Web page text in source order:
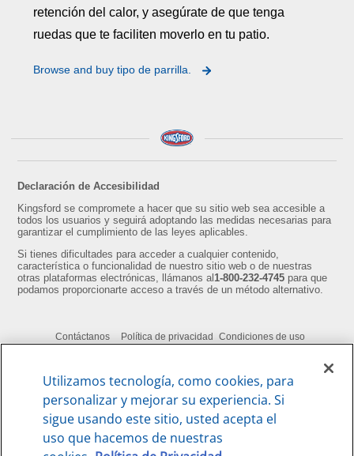
retención del calor, y asegúrate de que tenga
ruedas que te faciliten moverlo en tu patio.
Browse and buy tipo de parrilla.
Declaración de Accesibilidad
Kingsford se compromete a hacer que su sitio web sea accesible a
todos los usuarios y seguirá adoptando las medidas necesarias para
garantizar el cumplimiento de las leyes aplicables.
Si tienes dificultades para acceder a cualquier contenido,
característica o funcionalidad de nuestro sitio web o de nuestras
otras plataformas electrónicas, llámanos al 1-800-232-4745 para que
podamos proporcionarte acceso a través de un método alternativo.
Contáctanos Política de privacidad
Condiciones de uso
©2026 Kingsford Products Company. All Rights Reserved.
Utilizamos tecnología, como cookies, para
personalizar y mejorar su experiencia. Si
sigue usando este sitio, usted acepta el
uso que hacemos de nuestras